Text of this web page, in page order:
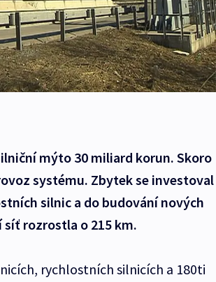
mýto 30 miliard korun. Skoro
systému. Zbytek se investoval
silnic a do budování nových
rozrostla o 215 km.
rychlostních silnicích a 180ti